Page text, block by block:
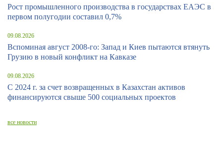
Рост промышленного производства в государствах ЕАЭС в
первом полугодии составил 0,7%
09.08.2026
Вспоминая август 2008-го: Запад и Киев пытаются втянуть
Грузию в новый конфликт на Кавказе
09.08.2026
С 2024 г. за счет возвращенных в Казахстан активов
финансируются свыше 500 социальных проектов
все новости